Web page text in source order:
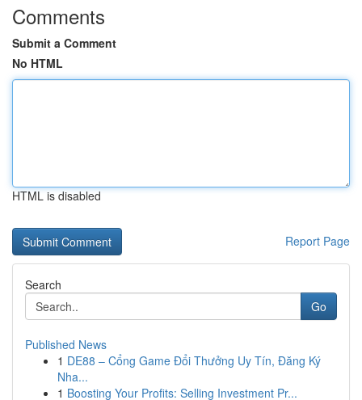
Comments
Submit a Comment
No HTML
HTML is disabled
Report Page
Search
Go
Published News
1 DE88 – Cổng Game Đổi Thưởng Uy Tín, Đăng Ký
Nha...
1 Boosting Your Profits: Selling Investment Pr...